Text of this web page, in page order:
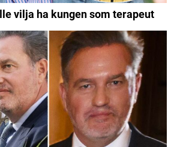
vilja ha kungen som terapeut